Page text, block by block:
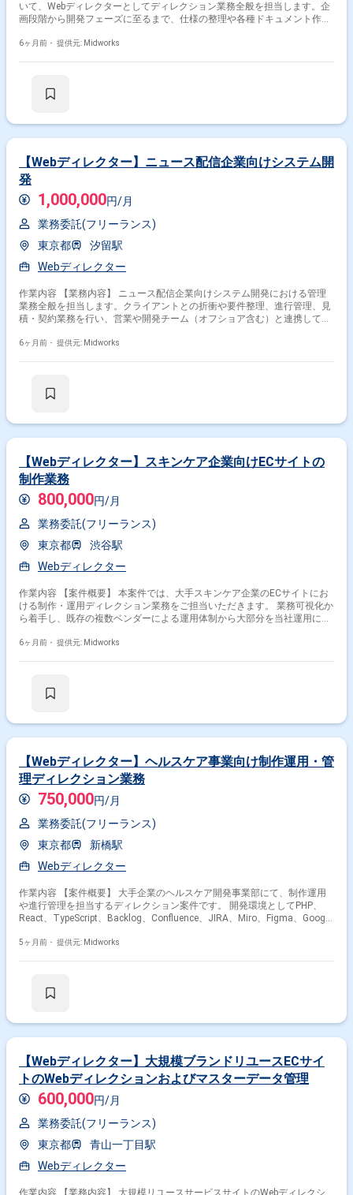
いて、Webディレクターとしてディレクション業務全般を担当します。企
画段階から開発フェーズに至るまで、仕様の整理や各種ドキュメント作成
す。進行状況やスケジュールを管理し、品質と納期を意識したプロジェク
6ヶ月前・ 提供元: Midworks
【Webディレクター】ニュース配信企業向けシステム開
発
1,000,000円/月
業務委託(フリーランス)
東京都
汐留駅
Webディレクター
作業内容 【業務内容】 ニュース配信企業向けシステム開発における管理
業務全般を担当します。クライアントとの折衝や要件整理、進行管理、見
積・契約業務を行い、営業や開発チーム（オフショア含む）と連携してス
ーツ記録配信システム、BtoBニュース配信サービス、コーポレートサイ
フショア含む）との連携 ・スケジュール、品質、コスト管理 ・デジタル
6ヶ月前・ 提供元: Midworks
【Webディレクター】スキンケア企業向けECサイトの
制作業務
800,000円/月
業務委託(フリーランス)
東京都
渋谷駅
Webディレクター
作業内容 【案件概要】 本案件では、大手スキンケア企業のECサイトにお
ける制作・運用ディレクション業務をご担当いただきます。 業務可視化か
ら着手し、既存の複数ベンダーによる運用体制から大部分を当社運用に切
に分かれて進行しており、今回ご担当いただくのは制作チームに所属して
・各種制作物の仕様確認、品質管理
6ヶ月前・ 提供元: Midworks
【Webディレクター】ヘルスケア事業向け制作運用・管
理ディレクション業務
750,000円/月
業務委託(フリーランス)
東京都
新橋駅
Webディレクター
作業内容 【案件概要】 大手企業のヘルスケア開発事業部にて、制作運用
や進行管理を担当するディレクション案件です。 開発環境としてPHP、
React、TypeScript、Backlog、Confluence、JIRA、Miro、Figma、Google
ユーザーテスト、保守改修まで幅広く対応します。 ヘルスケア領域のWeb
義・設計 ・開発スケジュールの管理などディレクション業務 ・リリース
5ヶ月前・ 提供元: Midworks
【Webディレクター】大規模ブランドリユースECサイ
トのWebディレクションおよびマスターデータ管理
600,000円/月
業務委託(フリーランス)
東京都
青山一丁目駅
Webディレクター
作業内容 【業務内容】 大規模リユースサービスサイトのWebディレクシ